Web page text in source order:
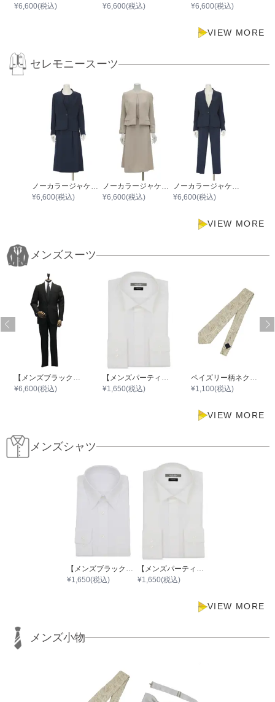
¥6,600(税込) ¥6,600(税込) ¥6,600(税込)
VIEW MORE
セレモニースーツ
ノーカラージャケットナチュラルドビーワンピース
¥6,600(税込)
ノーカラージャケットウエストベルトカルゼストレッチワンピース
¥6,600(税込)
ノーカラージャケットナチュラルドビーパンツ
¥6,600(税込)
VIEW MORE
メンズスーツ
¥6,600(税込)
¥1,650(税込)
¥1,100(税込)
VIEW MORE
メンズシャツ
【メンズブラックフォーマル（冠婚葬祭）】Yシャツ001
¥1,650(税込)
【メンズパーティースーツ】Yシャツ001
¥1,650(税込)
VIEW MORE
メンズ小物